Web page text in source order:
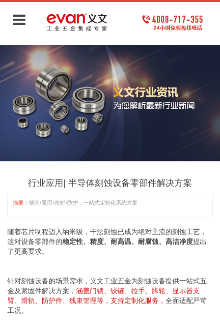
行业应用| 半导体刻蚀设备零部件解决方案
摘要： 锁闭•紧固•密封•防护，一站式定制化系统方案
随着芯片制程迈入纳米级，干法刻蚀已成为绝对主流的刻蚀工艺，
这对设备零部件的稳定性、精度、耐高温、耐腐蚀、高洁净度提出
了更高要求。
针对刻蚀设备的场景需求， 义文工业五金为刻蚀设备提供一站式五
金及紧固件解决方案， 涵盖门锁、铰链、拉手、脚轮、显示器支
臂、滑轨、防护件、 线束管理等，支持定制化服务， 全面适配严苛
工况。